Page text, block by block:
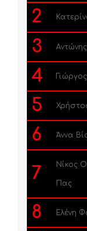
2
3
4
5
6 Άννα
7 Νίκος
Πας
8 Ελένη